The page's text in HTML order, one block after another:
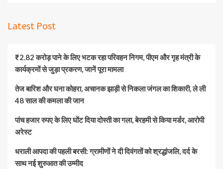
Latest Post
₹2.82 करोड़ पाने के लिए भटक रहा परिवहन निगम, पीएम और गृह मंत्री के
कार्यक्रमों से जुड़ा प्रकरण, जानें पूरा मामला
तेज बारिश और घना कोहरा, अचानक झाड़ी से निकला जंगल का शिकारी, ले ली
48 साल की कमला की जान
पांच हजार रुपए के लिए घोंट दिया दोस्ती का गला, बेरहमी से किया मर्डर, आरोपी
अरेस्ट
धराली आपदा की पहली बरसी: ग्रामीणों ने दी दिवंगतों को श्रद्धांजलि, दर्द के
साथ नई शुरुआत की उम्मीद